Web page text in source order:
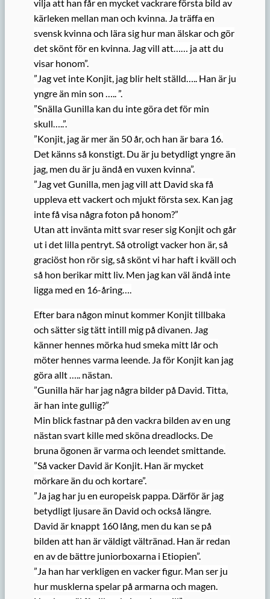
vilja att han får en mycket vackrare första bild av
kärleken mellan man och kvinna. Ja träffa en
svensk kvinna och lära sig hur man älskar och gör
det skönt för en kvinna. Jag vill att…… ja att du
visar honom”.
”Jag vet inte Konjit, jag blir helt ställd….. Han är ju
yngre än min son ….. ”.
”Snälla Gunilla kan du inte göra det för min
skull…..”.
”Konjit, jag är mer än 50 år, och han är bara 16.
Det känns så konstigt. Du är ju betydligt yngre än
jag, men du är ju ändå en vuxen kvinna”.
”Jag vet Gunilla, men jag vill att David ska få
uppleva ett vackert och mjukt första sex. Kan jag
inte få visa några foton på honom?”
Utan att invänta mitt svar reser sig Konjit och går
ut i det lilla pentryt. Så otroligt vacker hon är, så
graciöst hon rör sig, så skönt vi har haft i kväll och
så hon berikar mitt liv. Men jag kan väl ändå inte
ligga med en 16-åring….
Efter bara någon minut kommer Konjit tillbaka
och sätter sig tätt intill mig på divanen. Jag
känner hennes mörka hud smeka mitt lår och
möter hennes varma leende. Ja för Konjit kan jag
göra allt ….. nästan.
”Gunilla här har jag några bilder på David. Titta,
är han inte gullig?”
Min blick fastnar på den vackra bilden av en ung
nästan svart kille med sköna dreadlocks. De
bruna ögonen är varma och leendet smittande.
”Så vacker David är Konjit. Han är mycket
mörkare än du och kortare”.
”Ja jag har ju en europeisk pappa. Därför är jag
betydligt ljusare än David och också längre.
David är knappt 160 lång, men du kan se på
bilden att han är väldigt vältränad. Han är redan
en av de bättre juniorboxarna i Etiopien”.
”Ja han har verkligen en vacker figur. Man ser ju
hur musklerna spelar på armarna och magen.